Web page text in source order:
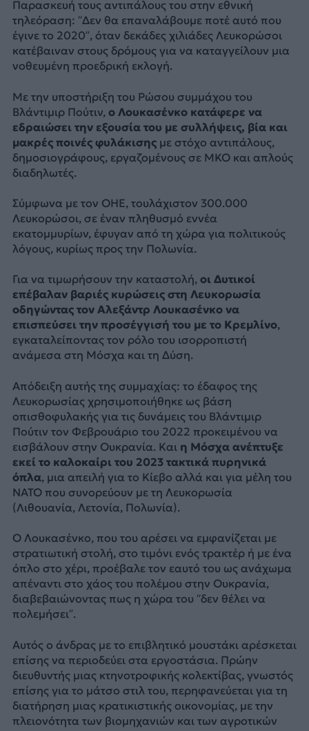
Παρασκευή τους αντιπάλους του στην εθνική
τηλεόραση: “Δεν θα επαναλάβουμε ποτέ αυτό που
έγινε το 2020”, όταν δεκάδες χιλιάδες Λευκορώσοι
κατέβαιναν στους δρόμους για να καταγγείλουν μια
νοθευμένη προεδρική εκλογή.
Με την υποστήριξη του Ρώσου συμμάχου του
Βλάντιμιρ Πούτιν, ο Λουκασένκο κατάφερε να
εδραιώσει την εξουσία του με συλλήψεις, βία και
μακρές ποινές φυλάκισηςμε στόχο αντιπάλους,
δημοσιογράφους, εργαζομένους σε ΜΚΟ και απλούς
διαδηλωτές.
Σύμφωνα με τον ΟΗΕ, τουλάχιστον 300.000
Λευκορώσοι, σε έναν πληθυσμό εννέα
εκατομμυρίων, έφυγαν από τη χώρα για πολιτικούς
λόγους, κυρίως προς την Πολωνία.
Για να τιμωρήσουν την καταστολή, οι Δυτικοί
επέβαλαν βαριές κυρώσεις στη Λευκορωσία
οδηγώντας τον Αλεξάντρ Λουκασένκο να
επισπεύσει την προσέγγισή του με το Κρεμλίνο,
εγκαταλείποντας τον ρόλο του ισορροπιστή
ανάμεσα στη Μόσχα και τη Δύση.
Απόδειξη αυτής της συμμαχίας: το έδαφος της
Λευκορωσίας χρησιμοποιήθηκε ως βάση
οπισθοφυλακής για τις δυνάμεις του Βλάντιμιρ
Πούτιν τον Φεβρουάριο του 2022 προκειμένου να
εισβάλουν στην Ουκρανία. Και η Μόσχα ανέπτυξε
εκεί το καλοκαίρι του 2023 τακτικά πυρηνικά
όπλα, μια απειλή για το Κίεβο αλλά και για μέλη του
ΝΑΤΟ που συνορεύουν με τη Λευκορωσία
(Λιθουανία, Λετονία, Πολωνία).
Ο Λουκασένκο, που του αρέσει να εμφανίζεται με
στρατιωτική στολή, στο τιμόνι ενός τρακτέρ ή με ένα
όπλο στο χέρι, προέβαλε τον εαυτό του ως ανάχωμα
απέναντι στο χάος του πολέμου στην Ουκρανία,
διαβεβαιώνοντας πως η χώρα του “δεν θέλει να
πολεμήσει”.
Αυτός ο άνδρας με το επιβλητικό μουστάκι αρέσκεται
επίσης να περιοδεύει στα εργοστάσια. Πρώην
διευθυντής μιας κτηνοτροφικής κολεκτίβας, γνωστός
επίσης για το μάτσο στιλ του, περηφανεύεται για τη
διατήρηση μιας κρατικιστικής οικονομίας, με την
πλειονότητα των βιομηχανιών και των αγροτικών